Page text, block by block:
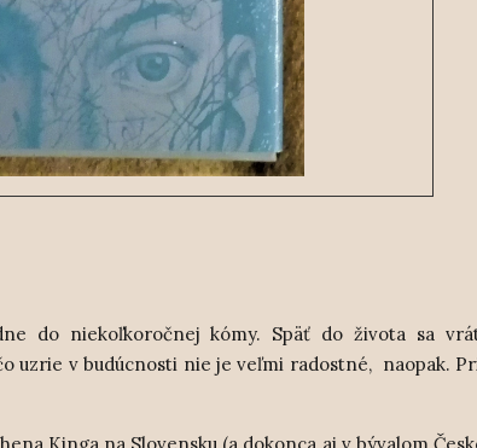
do niekoľkoročnej kómy. Späť do života sa
uzrie v budúcnosti nie je veľmi radostné, naopak.